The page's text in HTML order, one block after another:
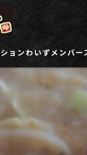
ョンわいずメンバー
ご登録情報変更